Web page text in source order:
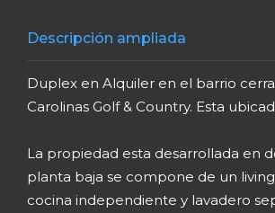
Descripción ampliada
Duplex en Alquiler en el barrio
Carolinas Golf & Country. Esta
La propiedad esta desarrollada en
planta baja se compone de un
cocina independiente y lavadero